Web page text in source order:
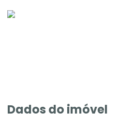
Dados do imóvel